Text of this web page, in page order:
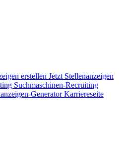
erstellen Jetzt Stellenanzeigen
Suchmaschinen-Recruiting
GeneratorKarriereseite